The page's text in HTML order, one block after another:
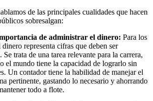
de las principales cualidades que hacen
sobresalgan:
de administrar el dinero: Para los
representa cifras que deben ser
Se trata de una tarea relevante para la carrera,
el mundo tiene la capacidad de lograrlo sin
Un contador tiene la habilidad de manejar el
pertinente, gastando lo necesario y ahorrando
todo a flote.